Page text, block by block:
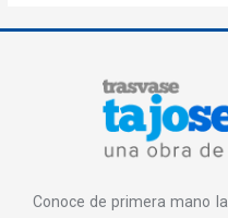
Conoce de primera mano la